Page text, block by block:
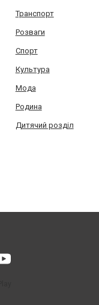
Транспорт
Розваги
Спорт
Культура
Мода
Родина
Дитячий розділ